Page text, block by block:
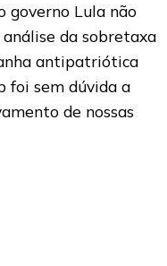
governo Lula não
da sobretaxa
antipatriótica
foi sem dúvida a
de nossas